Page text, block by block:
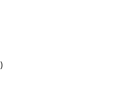
19